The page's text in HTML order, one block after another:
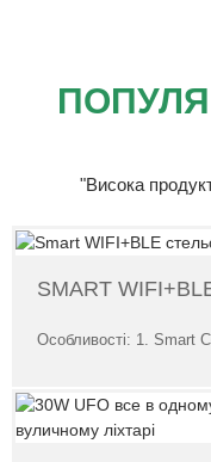
"Висока
SMART
Особливості: 1. Smart